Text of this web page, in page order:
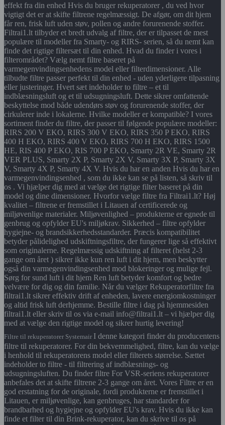
effekt fra din enhed Hvis du bruger rekuperatorer , du ved hvor
vigtigt det er at skifte filtrene regelmæssigt. De afgør, om dit hjem
får ren, frisk luft uden støv, pollen og andre forurenende stoffer.
Filtrai1.lt tilbyder et bredt udvalg af filtre, der er tilpasset de mest
populære til modeller fra Smarty- og RIRS- serien, så du nemt kan
finde det rigtige filtersæt til din enhed. Hvad du finder i vores i
filterområdet? Vælg nemt filtre baseret på
varmegenvindingsenhedens model eller filterdimensioner. Alle
tilbudte filtre passer perfekt til din enhed - uden yderligere tilpasning
eller justeringer. Hvert sæt indeholder to filtre – et til
indblæsningsluft og et til udsugningsluft. Dette sikrer omfattende
beskyttelse mod både udendørs støv og forurenende stoffer, der
cirkulerer inde i lokalerne. Hvilke modeller er kompatible? I vores
sortiment finder du filtre, der passer til følgende populære modeller:
RIRS 200 V EKO, RIRS 300 V EKO, RIRS 350 P EKO, RIRS
400 H EKO, RIRS 400 V EKO, RIRS 700 H EKO, RIRS 1500
HE, RIS 400 P EKO, RIS 700 P EKO, Smarty 2R VE, Smarty 2R
VER PLUS, Smarty 2X P, Smarty 2X V, Smarty 3X P, Smarty 3X
V, Smarty 4X P, Smarty 4X V. Hvis du har en anden Hvis du har en
varmegenvindingsenhed , som du ikke kan se på listen, så skriv til
os . Vi hjælper dig med at vælge det rigtige filter baseret på din
model og dine dimensioner. Hvorfor vælge filtre fra Filtrai1.lt? Høj
kvalitet – filtrene er fremstillet i Litauen af certificerede og
miljøvenlige materialer. Miljøvenlighed – produkterne er egnede til
genbrug og opfylder EU's miljøkrav. Sikkerhed – filtre opfylder
hygiejne- og brandsikkerhedsstandarder. Præcis kompatibilitet
betyder pålidelighed udskiftningsfiltre, der fungerer lige så effektivt
som originalerne. Regelmæssig udskiftning af filteret (helst 2-3
gange om året ) sikrer ikke kun ren luft i dit hjem, men beskytter
også din varmegenvindingsenhed mod blokeringer og mulige fejl.
Sørg for sund luft i dit hjem Ren luft betyder komfort og bedre
velvære for dig og din familie. Når du vælger Rekuperatorfiltre fra
filtrai1.lt sikrer effektiv drift af enheden, lavere energiomkostninger
og altid frisk luft derhjemme. Bestille filtre i dag på hjemmesiden
filtrai1.lt eller skriv til os via e-mail info@filtrai1.lt – vi hjælper dig
med at vælge den rigtige model og sikrer hurtig levering!
Filtre til rekuperatorer Systemair I denne kategori finder du producentens
filtre til rekuperatorer. For din bekvemmelighed, filtre, kan du vælge
i henhold til rekuperatorens model eller filterets størrelse. Sættet
indeholder to filtre - til filtrering af indblæsnings- og
udsugningsluften. Du finder filtre For VSR-seriens rekuperatorer
anbefales det at skifte filtrene 2-3 gange om året. Vores Filtre er en
god erstatning for de originale, fordi produkterne er fremstillet i
Litauen, er miljøvenlige, kan genbruges, har standarder for
brandbarhed og hygiejne og opfylder EU's krav. Hvis du ikke kan
finde et filter til din Brink-rekuperator, kan du skrive til os på